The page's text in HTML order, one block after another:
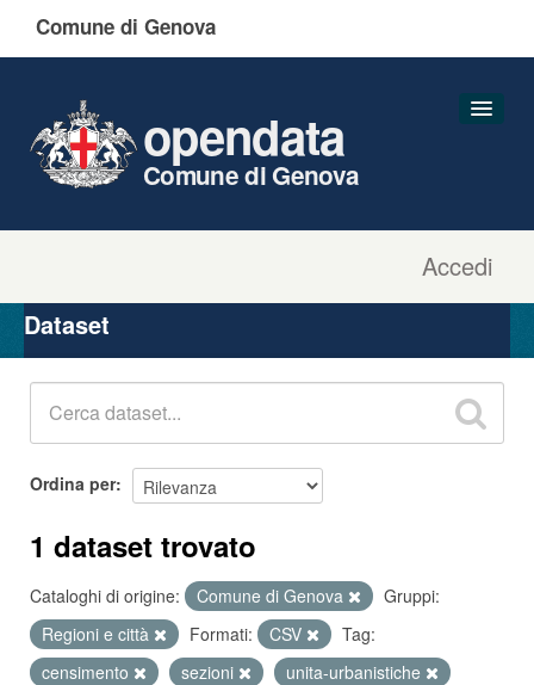
Comune di Genova
Accedi
opendata
Comune di Genova
Organizzazioni
Gruppi
Dataset
Ordina per
1 dataset trovato
Cataloghi di origine: Comune di Genova
Gruppi:
Regioni e città
Formati: CSV
Tag:
censimento
sezioni
unita-urbanistiche